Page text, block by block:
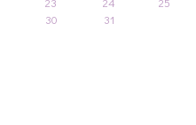
30 31